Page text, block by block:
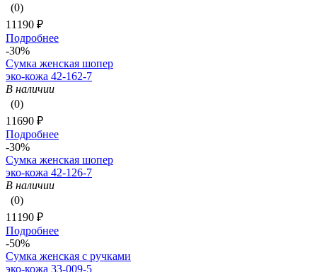
(0)
11190 ₽
Подробнее
-30%
Сумка женская шопер
эко-кожа 42-162-7
В наличии
(0)
11690 ₽
Подробнее
-30%
Сумка женская шопер
эко-кожа 42-126-7
В наличии
(0)
11190 ₽
Подробнее
-50%
Сумка женская с ручками
эко-кожа 33-009-5